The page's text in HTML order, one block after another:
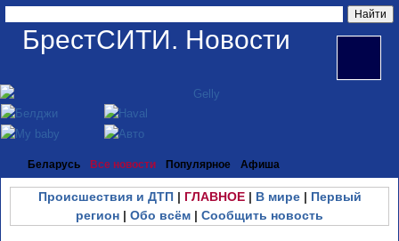
БрестСИТИ. Новости
Беларусь Все новости Популярное Афиша
Происшествия и ДТП| ГЛАВНОЕ| В мире| Первый
регион | Обо всём | Сообщить новость